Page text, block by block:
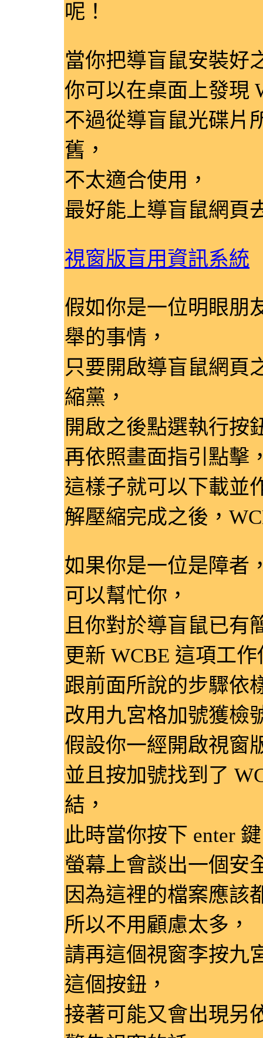
呢！
當你把導盲鼠安裝好
你可以在桌面上發現
不過從導盲鼠光碟片
舊，
不太適合使用，
最好能上導盲鼠網頁
視窗版盲用資訊系統
假如你是一位明眼朋
舉的事情，
只要開啟導盲鼠網頁
縮黨，
開啟之後點選執行按
再依照畫面指引點擊
這樣子就可以下載並
解壓縮完成之後，
如果你是一位是障者
可以幫忙你，
且你對於導盲鼠已有
更新 WCBE 這項工
跟前面所說的步驟依
改用九宮格加號獲檢
假設你一經開啟視窗
並且按加號找到了
結，
此時當你按下 enter
螢幕上會談出一個安
因為這裡的檔案應該
所以不用顧慮太多，
請再這個視窗李按九
這個按鈕，
接著可能又會出現另